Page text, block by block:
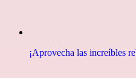
¡Aprovecha las increíbles